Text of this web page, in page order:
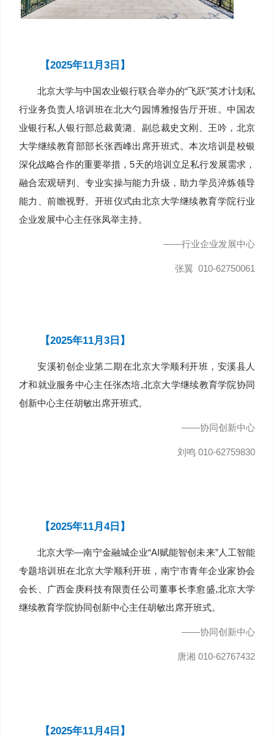
【2025年11月3日】
北京大学与中国农业银行联合举办的“飞跃”英才计划私
行业务负责人培训班在北大勺园博雅报告厅开班。中国农
业银行私人银行部总裁黄潞、副总裁史文刚、王吟，北京
大学继续教育部部长张西峰出席开班式。本次培训是校银
深化战略合作的重要举措，5天的培训立足私行发展需求，
融合宏观研判、专业实操与能力升级，助力学员淬炼领导
能力、前瞻视野。开班仪式由北京大学继续教育学院行业
企业发展中心主任张凤举主持。
——行业企业发展中心
张翼 010-62750061
【2025年11月3日】
安溪初创企业第二期在北京大学顺利开班，安溪县人
才和就业服务中心主任张杰培,北京大学继续教育学院协同
创新中心主任胡敏出席开班式。
——协同创新中心
刘鸣 010-62759830
【2025年11月4日】
北京大学—南宁金融城企业“AI赋能智创未来”人工智能
专题培训班在北京大学顺利开班，南宁市青年企业家协会
会长、广西金庚科技有限责任公司董事长李愈盛,北京大学
继续教育学院协同创新中心主任胡敏出席开班式。
——协同创新中心
唐湘 010-62767432
【2025年11月4日】